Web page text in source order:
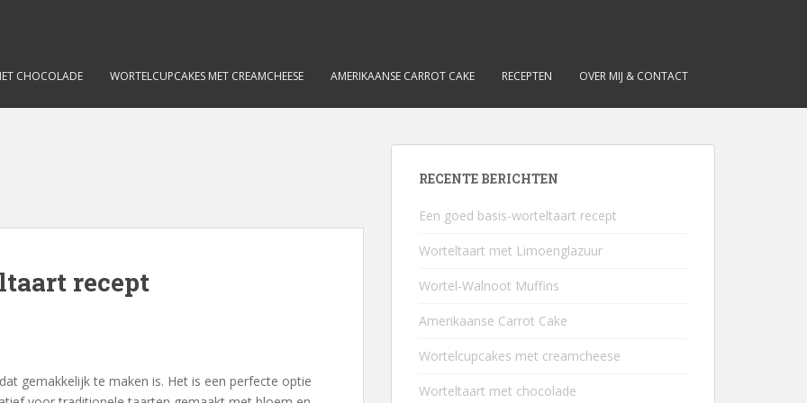
CHOCOLADE WORTELCUPCAKES MET CREAMCHEESE AMERIKAANSE CARROT CAKE RECEPTEN OVER MIJ & CONTACT
recept
gemakkelijk te maken is. Het is een perfecte optie
RECENTE BERICHTEN
Een goed basis-worteltaart recept
Worteltaart met Limoenglazuur
Wortel-Walnoot Muffins
Amerikaanse Carrot Cake
Wortelcupcakes met creamcheese
Worteltaart met chocolade